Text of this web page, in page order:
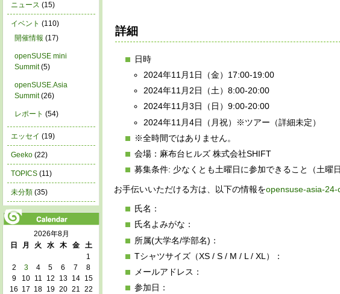
詳細
日時
2024年11月1日（金）17:00-19:00
2024年11月2日（土）8:00-20:00
2024年11月3日（日）9:00-20:00
2024年11月4日（月祝）※ツアー（詳細未定）
※全時間ではありません。
会場：麻布台ヒルズ 株式会社SHIFT
募集条件: 少なくとも土曜日に参加できること（土曜
お手伝いいただける方は、以下の情報をopensuse-asia-
氏名：
氏名よみがな：
所属(大学名/学部名)：
Tシャツサイズ（XS / S / M / L / XL）：
メールアドレス：
参加日：
ニュース (15)
イベント (110)
開催情報 (17)
openSUSE mini
Summit(5)
openSUSE.Asia
Summit(26)
レポート (54)
エッセイ (19)
Geeko (22)
TOPICS (11)
未分類 (35)
2026年8月
日
月 火 水 木 金
土
1
2
3 4 5 6 7
8
9
10 11 12 13 14
15
16 17 18 19 20 21 22